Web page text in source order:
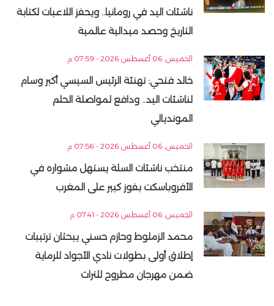
ناشئات اليد في رومانيا.. ويحفز اللاعبات لكتابة
التاريخ وحصد ميدالية عالمية
الخميس, 06 أغسطس 2026 - 07:59 م
خالد فتحي: تهنئة الرئيس السيسي أكبر وسام
لناشئات اليد.. ودافع لمواصلة الحلم
المونديالي
الخميس, 06 أغسطس 2026 - 07:56 م
منتخب ناشئات السلة يستهل مشواره في
الأفروباسكت بفوز كبير على المغرب
الخميس, 06 أغسطس 2026 - 07:41 م
محمد الزملوط وحازم حسني يبحثان ترتيبات
إطلاق أولى بطولات نادي الأجواد للرماية
ضمن مهرجان مطروح للتراث